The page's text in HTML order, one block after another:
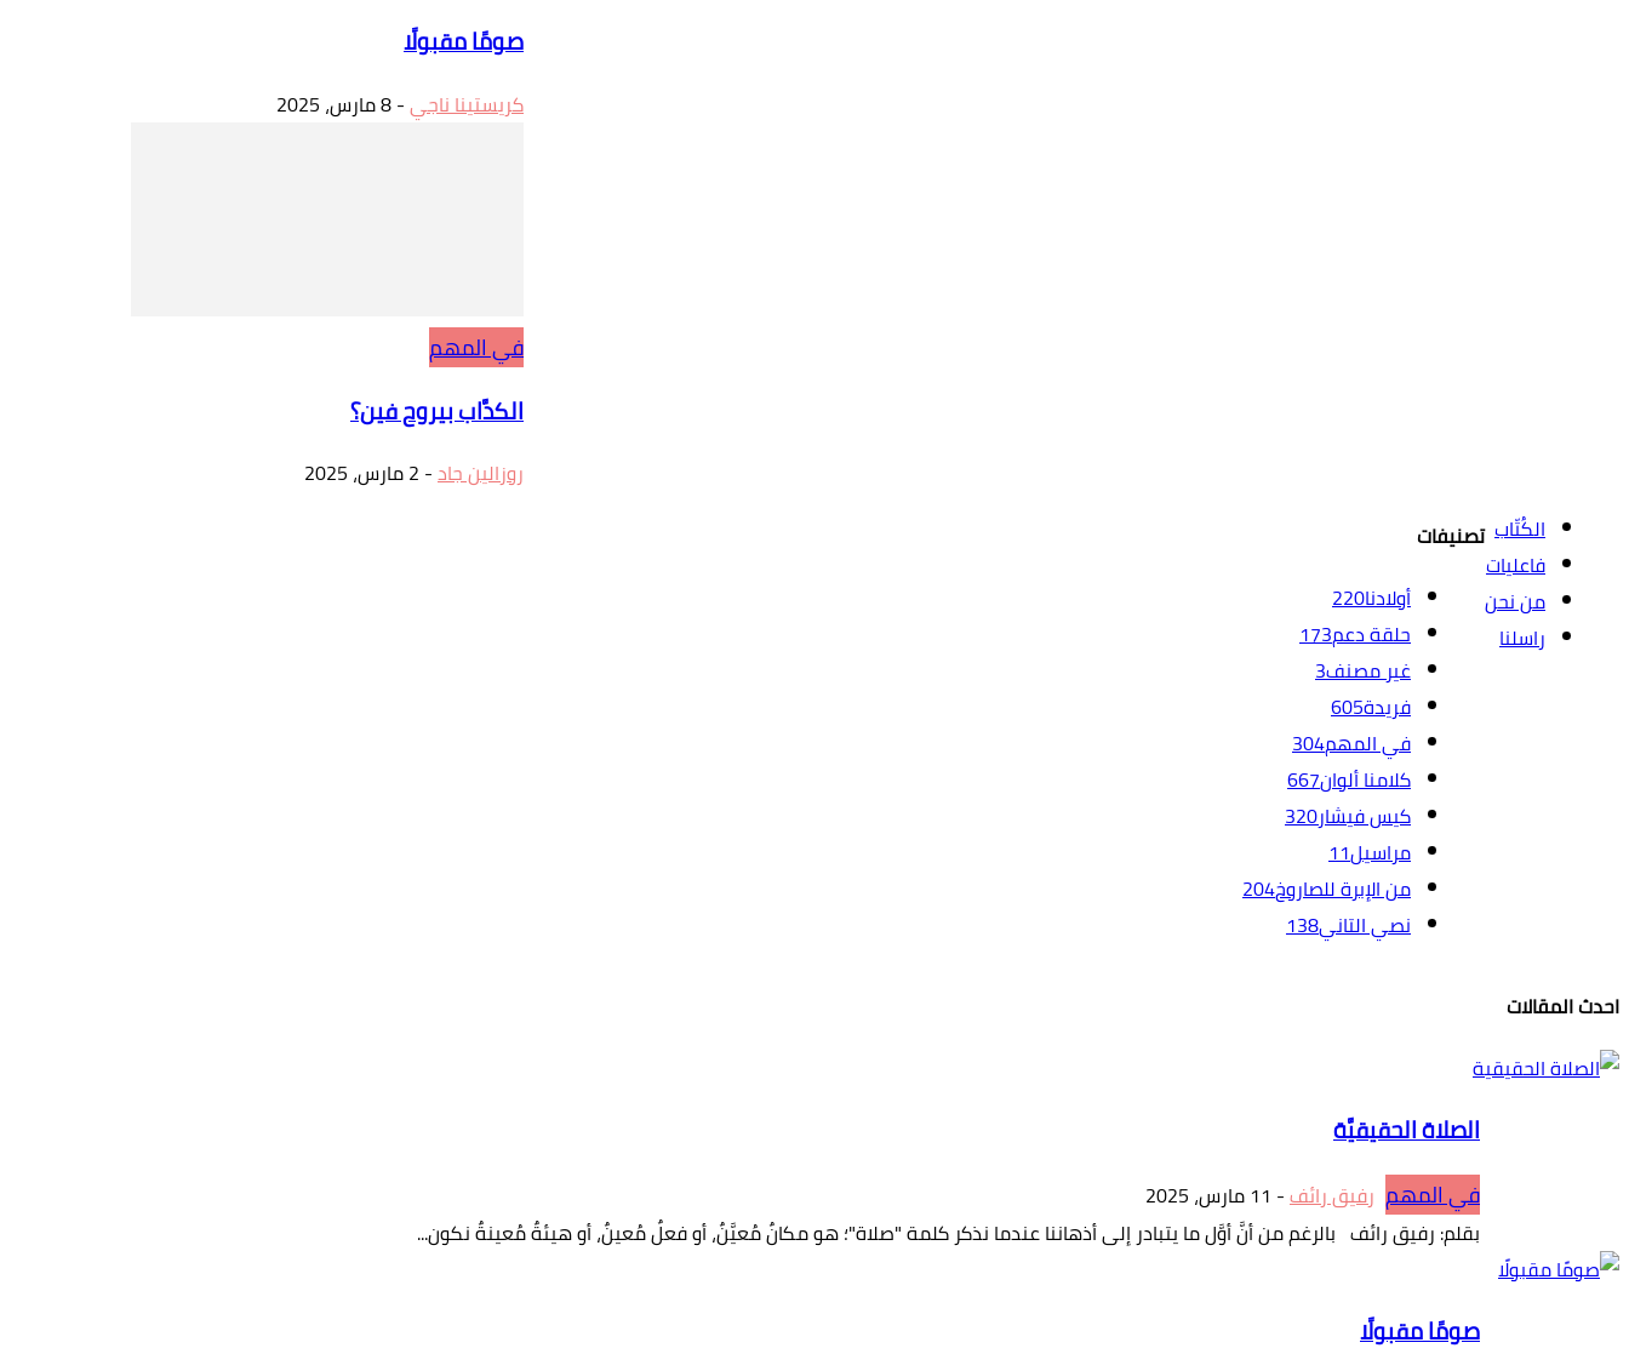
صومًا مقبولًا
كريستينا ناجي-8 مارس، 2025
في المهم
الكدَّاب بيروح فين؟
روزالين جاد- 2 مارس، 2025
الكُتّاب
فاعليات
من نحن
راسلنا
تصنيفات
أولادنا220
حلقة دعم173
غير مصنف3
فريدة605
في المهم304
كلامنا ألوان667
كيس فيشار320
مراسيل11
من الإبرة للصاروخ204
نصي التاني138
احدث المقالات
الصلاة الحقيقيَّة
في المهم رفيق رائف- 11 مارس، 2025
بقلم: رفيق رائف بالرغم من أنَّ أوَّل ما يتبادر إلى أذهاننا عندما نذكر كلمة "صلاة"؛ هو مكانٌ مُعيَّنٌ، أو فعلٌ مُعينٌ، أو هيئةٌ مُعينةٌ نكون...
صومًا مقبولًا